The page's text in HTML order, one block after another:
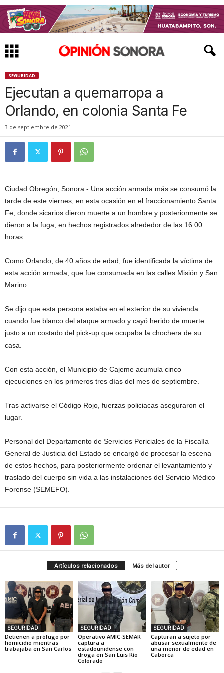
SEGURIDAD
Ejecutan a quemarropa a
Orlando, en colonia Santa Fe
3 de septiembre de 2021
Ciudad Obregón, Sonora.- Una acción armada más se consumó la
tarde de este viernes, en esta ocasión en el fraccionamiento Santa
Fe, donde sicarios dieron muerte a un hombre y posteriormente se
dieron a la fuga, en hechos registrados alrededor de las 16:00
horas.
Como Orlando, de 40 años de edad, fue identificada la víctima de
esta acción armada, que fue consumada en las calles Misión y San
Marino.
Se dijo que esta persona estaba en el exterior de su vivienda
cuando fue blanco del ataque armado y cayó herido de muerte
justo a un costado del pick-up que ocupaba la chochera de su
casa.
Con esta acción, el Municipio de Cajeme acumula cinco
ejecuciones en los primeros tres días del mes de septiembre.
Tras activarse el Código Rojo, fuerzas policiacas aseguraron el
lugar.
Personal del Departamento de Servicios Periciales de la Fiscalía
General de Justicia del Estado se encargó de procesar la escena
de estos hechos, para posteriormente ordenar el levantamiento y
traslado del cuerpo sin vida a las instalaciones del Servicio Médico
Forense (SEMEFO).
Artículos relacionados Más del autor
SEGURIDAD
Detienen a prófugo por
homicidio mientras
trabajaba en San Carlos
SEGURIDAD
Operativo AMIC-SEMAR
captura a
estadounidense con
droga en San Luis Río
Colorado
SEGURIDAD
Capturan a sujeto por
abusar sexualmente de
una menor de edad en
Caborca